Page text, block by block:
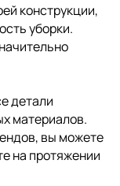
конструкции,
уборки.
детали
материалов.
, вы можете
на протяжении